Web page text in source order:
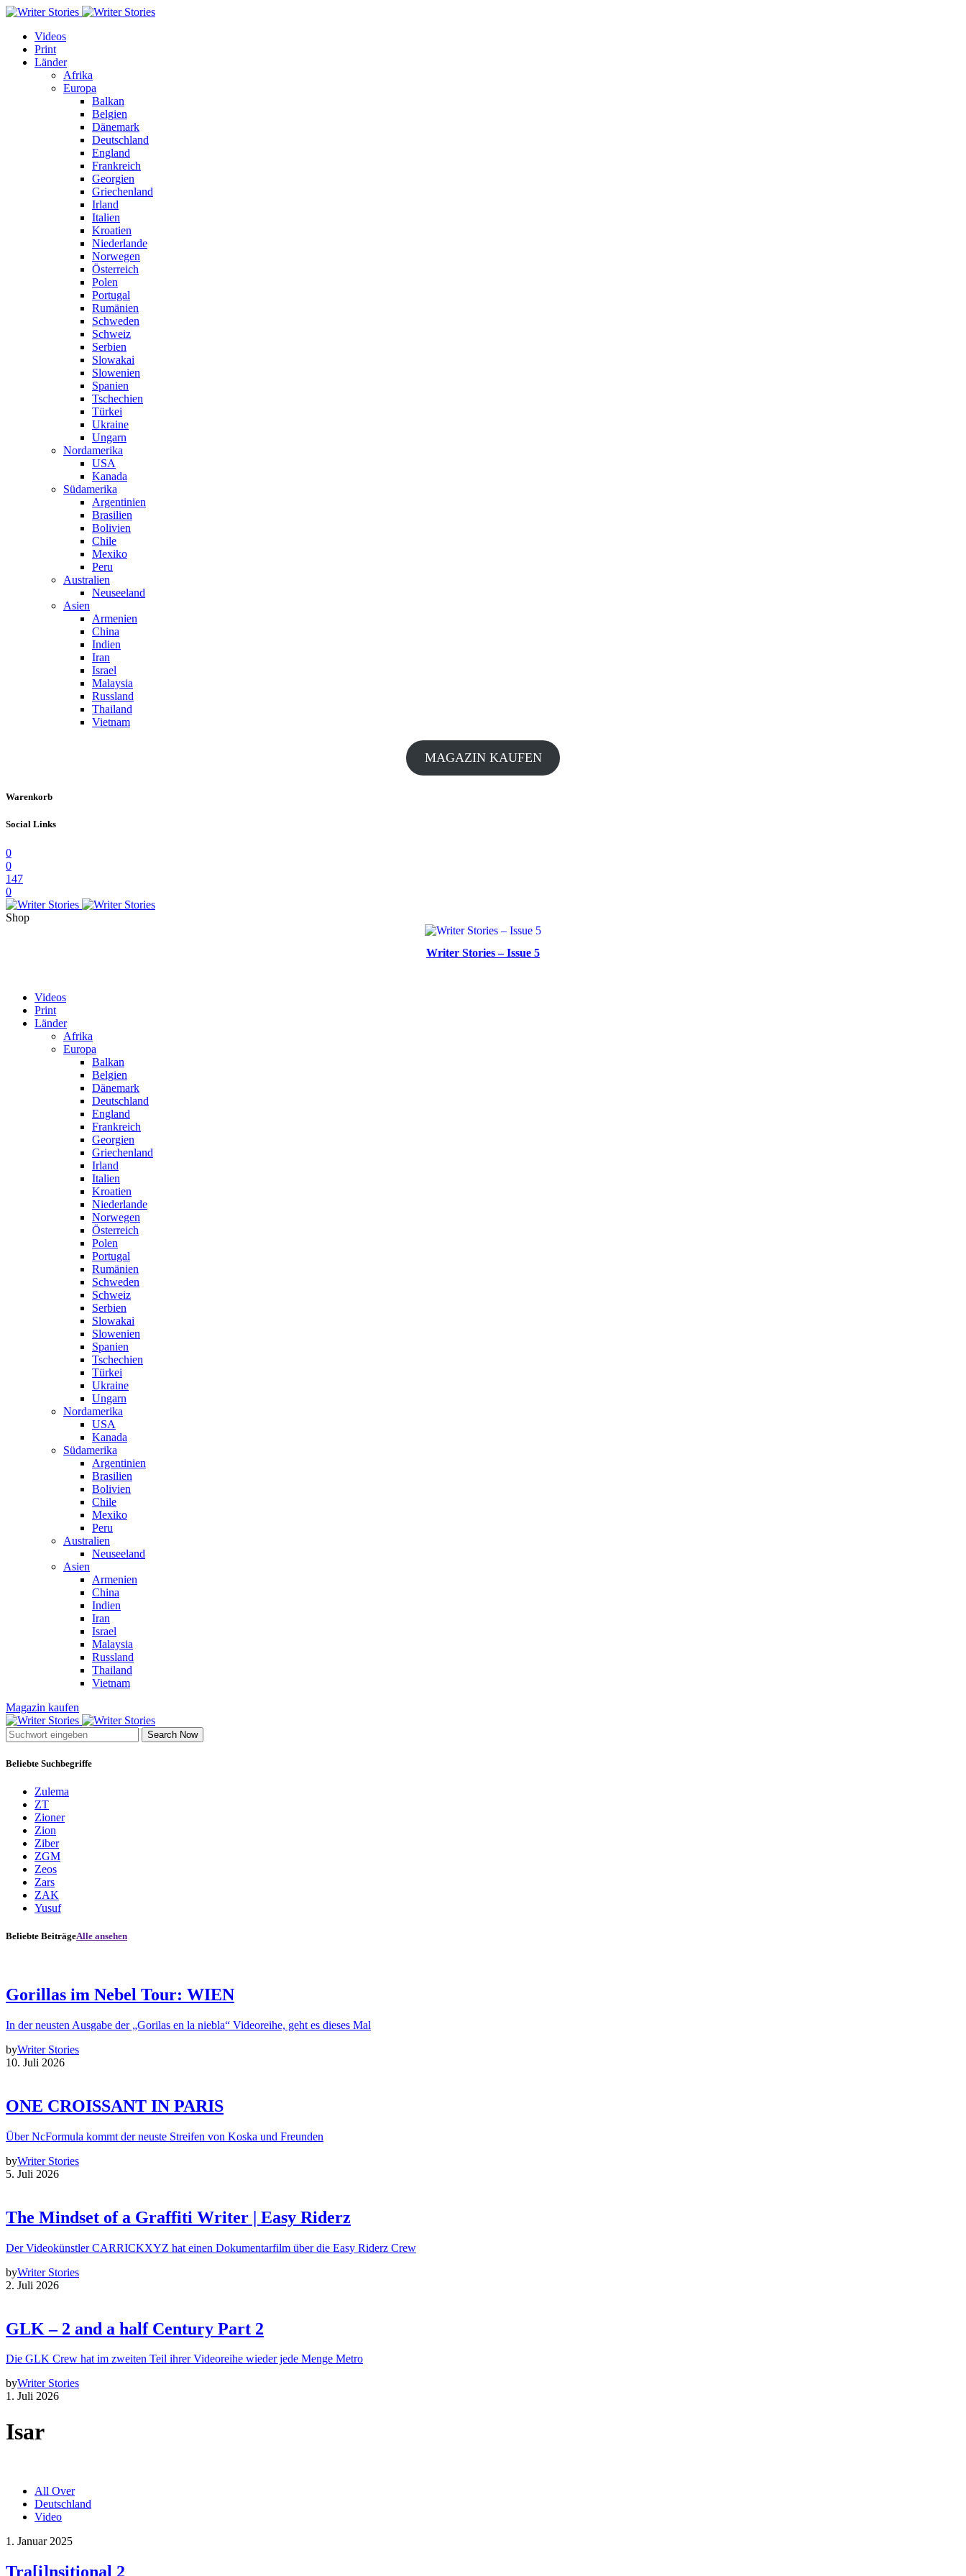
Videos
Print
Länder
Afrika
Europa
Balkan
Belgien
Dänemark
Deutschland
England
Frankreich
Georgien
Griechenland
Irland
Italien
Kroatien
Niederlande
Norwegen
Österreich
Polen
Portugal
Rumänien
Schweden
Schweiz
Serbien
Slowakai
Slowenien
Spanien
Tschechien
Türkei
Ukraine
Ungarn
Nordamerika
USA
Kanada
Südamerika
Argentinien
Brasilien
Bolivien
Chile
Mexiko
Peru
Australien
Neuseeland
Asien
Armenien
China
Indien
Iran
Israel
Malaysia
Russland
Thailand
Vietnam
MAGAZIN KAUFEN
Warenkorb
Social Links
0
0
147
0
Shop
Writer Stories – Issue 5
Videos
Print
Länder
Afrika
Europa
Balkan
Belgien
Dänemark
Deutschland
England
Frankreich
Georgien
Griechenland
Irland
Italien
Kroatien
Niederlande
Norwegen
Österreich
Polen
Portugal
Rumänien
Schweden
Schweiz
Serbien
Slowakai
Slowenien
Spanien
Tschechien
Türkei
Ukraine
Ungarn
Nordamerika
USA
Kanada
Südamerika
Argentinien
Brasilien
Bolivien
Chile
Mexiko
Peru
Australien
Neuseeland
Asien
Armenien
China
Indien
Iran
Israel
Malaysia
Russland
Thailand
Vietnam
Magazin kaufen
Search Now
Beliebte Suchbegriffe
Zulema
ZT
Zioner
Zion
Ziber
ZGM
Zeos
Zars
ZAK
Yusuf
Beliebte BeiträgeAlle ansehen
Gorillas im Nebel Tour: WIEN
In der neusten Ausgabe der „Gorilas en la niebla“ Videoreihe, geht es dieses Mal
byWriter Stories
10. Juli 2026
ONE CROISSANT IN PARIS
Über NcFormula kommt der neuste Streifen von Koska und Freunden
byWriter Stories
5. Juli 2026
The Mindset of a Graffiti Writer | Easy Riderz
Der Videokünstler CARRICKXYZ hat einen Dokumentarfilm über die Easy Riderz Crew
byWriter Stories
2. Juli 2026
GLK – 2 and a half Century Part 2
Die GLK Crew hat im zweiten Teil ihrer Videoreihe wieder jede Menge Metro
byWriter Stories
1. Juli 2026
Isar
All Over
Deutschland
Video
1. Januar 2025
Tra[i]nsitional 2